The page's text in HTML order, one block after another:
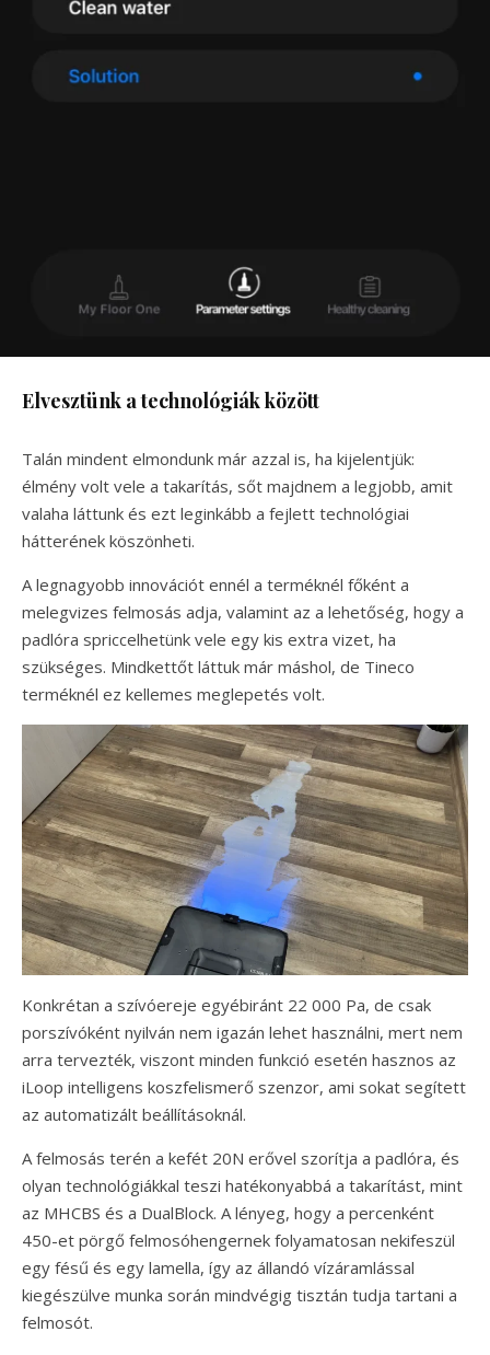
Elvesztünk a technológiák között
Talán mindent elmondunk már azzal is, ha kijelentjük:
élmény volt vele a takarítás, sőt majdnem a legjobb, amit
valaha láttunk és ezt leginkább a fejlett technológiai
hátterének köszönheti.
A legnagyobb innovációt ennél a terméknél főként a
melegvizes felmosás adja, valamint az a lehetőség, hogy a
padlóra spriccelhetünk vele egy kis extra vizet, ha
szükséges. Mindkettőt láttuk már máshol, de Tineco
terméknél ez kellemes meglepetés volt.
Konkrétan a szívóereje egyébiránt 22 000 Pa, de csak
porszívóként nyilván nem igazán lehet használni, mert nem
arra tervezték, viszont minden funkció esetén hasznos az
iLoop intelligens koszfelismerő szenzor, ami sokat segített
az automatizált beállításoknál.
A felmosás terén a kefét 20N erővel szorítja a padlóra, és
olyan technológiákkal teszi hatékonyabbá a takarítást, mint
az MHCBS és a DualBlock. A lényeg, hogy a percenként
450-et pörgő felmosóhengernek folyamatosan nekifeszül
egy fésű és egy lamella, így az állandó vízáramlással
kiegészülve munka során mindvégig tisztán tudja tartani a
felmosót.